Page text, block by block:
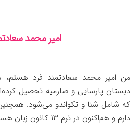
امیر محمد
دبستان پارسایی و صارمیه تحصیل
که شامل شنا و تکواندو می‌شود. همچنین
دارم و هم‌اکنون در ترم ۱۳ کانون زبان هستم.